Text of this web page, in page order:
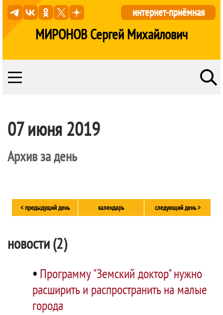
МИРОНОВ Сергей Михайлович
интернет-приёмная
07 июня 2019
Архив за день
< предыдущий день календарь следующий день >
новости (2)
• Программу "Земский доктор" нужно
расширить и распространить на малые
города